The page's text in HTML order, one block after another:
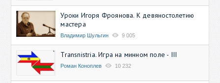
Уроки Игоря Фроянова. К девяностолетию
мастера
Владимир Шульгин 9 005
Transnistria. Игра на минном поле - III
Роман Коноплев 10 232